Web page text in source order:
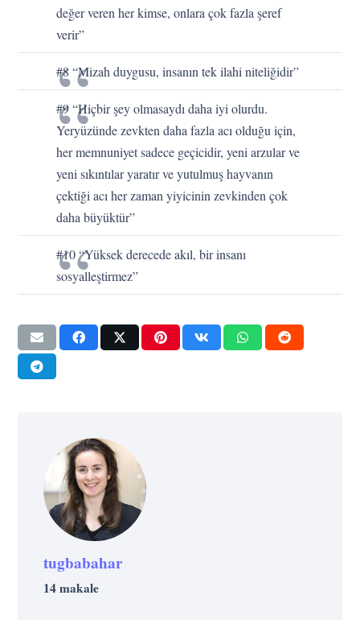
değer veren her kimse, onlara çok fazla şeref
verir”
#8 “Mizah duygusu, insanın tek ilahi niteliğidir”
#9 “Hiçbir şey olmasaydı daha iyi olurdu.
Yeryüzünde zevkten daha fazla acı olduğu için,
her memnuniyet sadece geçicidir, yeni arzular ve
yeni sıkıntılar yaratır ve yutulmuş hayvanın
çektiği acı her zaman yiyicinin zevkinden çok
daha büyüktür”
#10 “Yüksek derecede akıl, bir insanı
sosyalleştirmez”
tugbabahar
14 makale